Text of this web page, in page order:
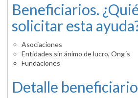
Beneficiarios.
solicitar esta
Asociaciones
Entidades sin ánimo de lucro, Ong´s
Fundaciones
Detalle